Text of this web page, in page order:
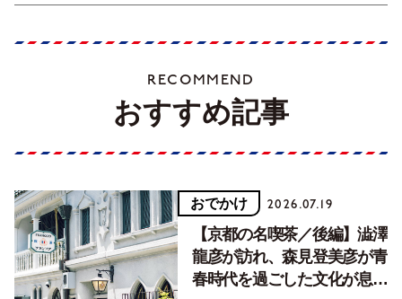
RECOMMEND
おすすめ記事
おでかけ 2026.07.19
【京都の名喫茶／後編】澁澤
龍彦が訪れ、森見登美彦が青
春時代を過ごした文化が息づ